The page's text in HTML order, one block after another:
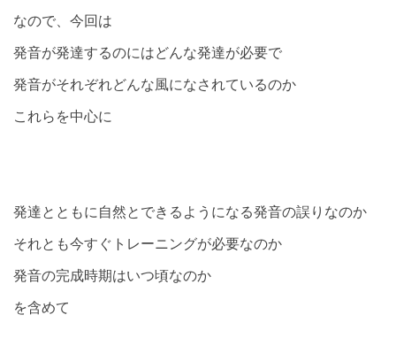
なので、今回は
発音が発達するのにはどんな発達が必要で
発音がそれぞれどんな風になされているのか
これらを中心に
発達とともに自然とできるようになる発音の誤りなのか
それとも今すぐトレーニングが必要なのか
発音の完成時期はいつ頃なのか
を含めて